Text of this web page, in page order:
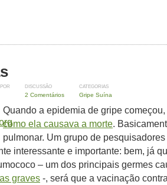
DISCUSSÃO
2 Comentários
CATEGORIAS
Gripe Suína
Quando a epidemia de gripe começou,
como ela causava a morte.
pulmonar. Um grupo de
interessante e importante: bem, já
– um dos principais germes
graves -, será que a vacinação